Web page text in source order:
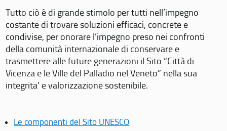
Tutto ciò è di grande stimolo per tutti nell’impegno
costante di trovare soluzioni efficaci, concrete e
condivise, per onorare l’impegno preso nei confronti
della comunità internazionale di conservare e
trasmettere alle future generazioni il Sito “Città di
Vicenza e le Ville del Palladio nel Veneto” nella sua
integrita’ e valorizzazione sostenibile.
Le componenti del Sito UNESCO